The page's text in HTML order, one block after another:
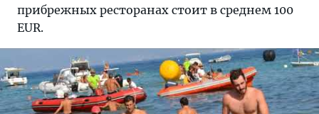
прибрежных ресторанах стоит в среднем 100
EUR.